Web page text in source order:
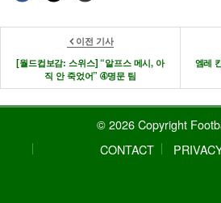
이전 기사
[월드컵보감: 스위스] “알프스 메시, 아
직 안 죽었어” ➃명문 팀
엠레
© 2026 Copyright
CONTACT